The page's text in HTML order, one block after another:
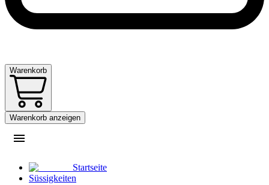
Warenkorb
Warenkorb anzeigen
Startseite
Süssigkeiten